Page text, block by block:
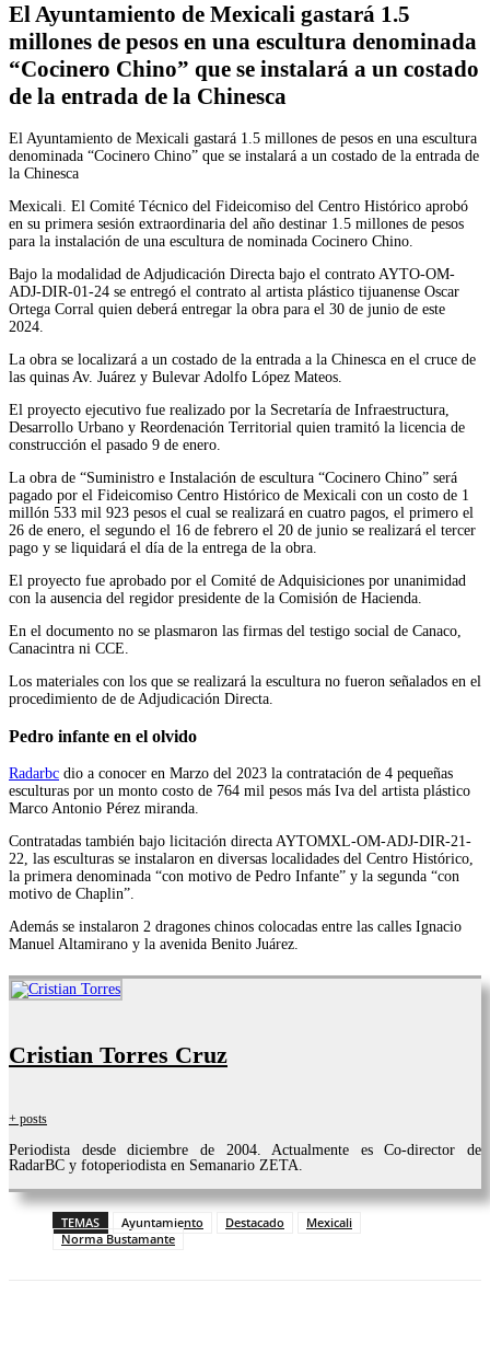
El Ayuntamiento de Mexicali gastará 1.5
millones de pesos en una escultura denominada
“Cocinero Chino” que se instalará a un costado
de la entrada de la Chinesca
El Ayuntamiento de Mexicali gastará 1.5 millones de pesos en una escultura
denominada “Cocinero Chino” que se instalará a un costado de la entrada de
la Chinesca
Mexicali. El Comité Técnico del Fideicomiso del Centro Histórico aprobó
en su primera sesión extraordinaria del año destinar 1.5 millones de pesos
para la instalación de una escultura de nominada Cocinero Chino.
Bajo la modalidad de Adjudicación Directa bajo el contrato AYTO-OM-
ADJ-DIR-01-24 se entregó el contrato al artista plástico tijuanense Oscar
Ortega Corral quien deberá entregar la obra para el 30 de junio de este
2024.
La obra se localizará a un costado de la entrada a la Chinesca en el cruce de
las quinas Av. Juárez y Bulevar Adolfo López Mateos.
El proyecto ejecutivo fue realizado por la Secretaría de Infraestructura,
Desarrollo Urbano y Reordenación Territorial quien tramitó la licencia de
construcción el pasado 9 de enero.
La obra de “Suministro e Instalación de escultura “Cocinero Chino” será
pagado por el Fideicomiso Centro Histórico de Mexicali con un costo de 1
millón 533 mil 923 pesos el cual se realizará en cuatro pagos, el primero el
26 de enero, el segundo el 16 de febrero el 20 de junio se realizará el tercer
pago y se liquidará el día de la entrega de la obra.
El proyecto fue aprobado por el Comité de Adquisiciones por unanimidad
con la ausencia del regidor presidente de la Comisión de Hacienda.
En el documento no se plasmaron las firmas del testigo social de Canaco,
Canacintra ni CCE.
Los materiales con los que se realizará la escultura no fueron señalados en el
procedimiento de de Adjudicación Directa.
Pedro infante en el olvido
Radarbc dio a conocer en Marzo del 2023 la contratación de 4 pequeñas
esculturas por un monto costo de 764 mil pesos más Iva del artista plástico
Marco Antonio Pérez miranda.
Contratadas también bajo licitación directa AYTOMXL-OM-ADJ-DIR-21-
22, las esculturas se instalaron en diversas localidades del Centro Histórico,
la primera denominada “con motivo de Pedro Infante” y la segunda “con
motivo de Chaplin”.
Además se instalaron 2 dragones chinos colocadas entre las calles Ignacio
Manuel Altamirano y la avenida Benito Juárez.
Cristian Torres Cruz
+ posts
Periodista desde diciembre de 2004. Actualmente es Co-director de
RadarBC y fotoperiodista en Semanario ZETA.
TEMAS Ayuntamiento Destacado
Mexicali
Norma Bustamante